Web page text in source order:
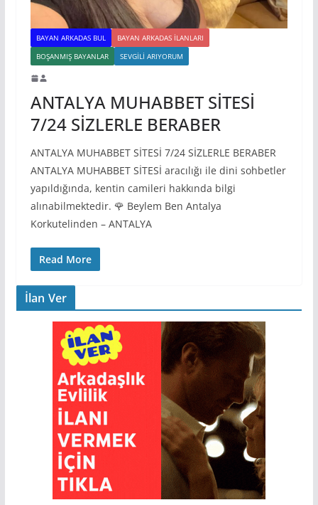
BAYAN ARKADAS BUL
BAYAN ARKADAS ILANLARI
BOŞANMIŞ BAYANLAR
SEVGILI ARIYORUM
ANTALYA MUHABBET SİTESİ
7/24 SİZLERLE BERABER
ANTALYA MUHABBET SİTESİ 7/24 SİZLERLE BERABER
ANTALYA MUHABBET SİTESİ aracılığı ile dini sohbetler
yapıldığında, kentin camileri hakkında bilgi
alınabilmektedir. 🌹 Beylem Ben Antalya
Korkutelinden – ANTALYA
Read More
İlan Ver